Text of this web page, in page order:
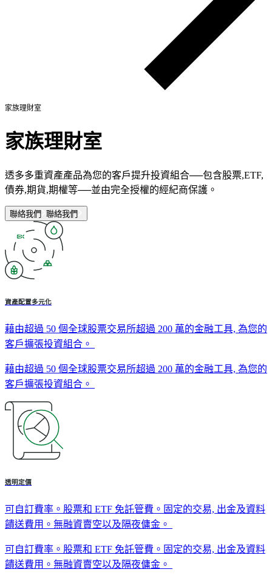
家族理財室
家族理財室
透多多重資產產品為您的客戶提升投資組合──包含股票,ETF,
債券,期貨,期權等──並由完全授權的經紀商保護。
聯絡我們 聯絡我們
資產配置多元化
藉由超過 50 個全球股票交易所超過 200 萬的金融工具, 為您的
客戶擴張投資組合。
藉由超過 50 個全球股票交易所超過 200 萬的金融工具, 為您的
客戶擴張投資組合。
透明定價
可自訂費率。股票和 ETF 免託管費。固定的交易, 出金及資料
饋送費用。無融資賣空以及隔夜傭金。
可自訂費率。股票和 ETF 免託管費。固定的交易, 出金及資料
饋送費用。無融資賣空以及隔夜傭金。